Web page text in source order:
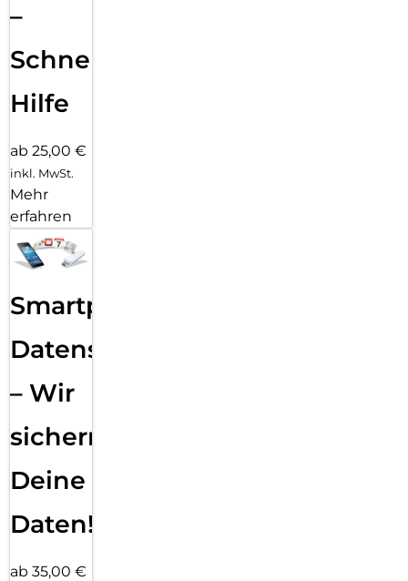
–
Schnelle
Hilfe
ab 25,00 €
inkl. MwSt.
Mehr
erfahren
Smartphone
Datensicherung
– Wir
sichern
Deine
Daten!
ab 35,00 €